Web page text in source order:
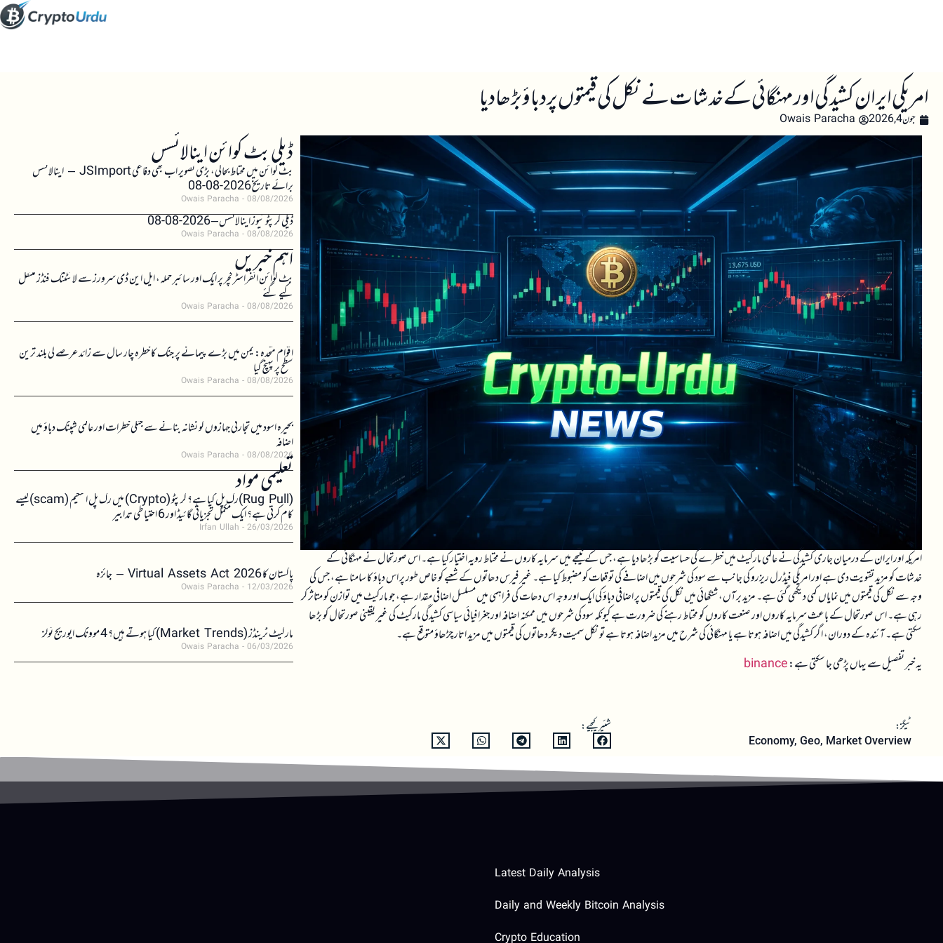
امریکی ایران کشیدگی اور مہنگائی کے خدشات نے نکل کی قیمتوں پر دباؤ بڑھا دیا
جون 4, 2026 Owais Paracha
امریکہ اور ایران کے درمیان جاری کشیدگی نے عالمی مارکیٹ میں خطرے کی حساسیت کو بڑھا دیا ہے، جس کے نتیجے میں سرمایہ کاروں نے محتاط رویہ اختیار کیا ہے۔ اس صورتحال نے مہنگائی کے
خدشات کو مزید تقویت دی ہے اور امریکی فیڈرل ریزرو کی جانب سے سود کی شرحوں میں اضافے کی توقعات کو مضبوط کیا ہے۔ غیر فیرس دھاتوں کے شعبے کو خاص طور پر اس دباؤ کا سامنا ہے، جس کی
وجہ سے نکل کی قیمتوں میں نمایاں کمی دیکھی گئی ہے۔ مزید برآں، شنگھائی میں نکل کی قیمتوں پر اضافی دباؤ کی ایک اور وجہ اس دھات کی فراہمی میں مسلسل اضافی مقدار ہے، جو مارکیٹ میں توازن کو متاثر کر
رہی ہے۔ اس صورتحال کے باعث سرمایہ کاروں اور صنعت کاروں کو محتاط رہنے کی ضرورت ہے کیونکہ سود کی شرحوں میں ممکنہ اضافہ اور جغرافیائی سیاسی کشیدگی مارکیٹ کی غیر یقینی صورتحال کو بڑھا
سکتی ہے۔ آئندہ کے دوران، اگر کشیدگی میں اضافہ ہوتا ہے یا مہنگائی کی شرح میں مزید اضافہ ہوتا ہے تو نکل سمیت دیگر دھاتوں کی قیمتوں میں مزید اتار چڑھاؤ متوقع ہے۔
یہ خبر تفصیل سے یہاں پڑھی جا سکتی ہے:binance
ٹیگز:
Economy, Geo, Market Overview
شئیر کیجیے:
ڈیلی بٹ کوائن اینالائسس بٹ کوائن میں محتاط بحالی، بڑی تصویر اب بھی دفاعی JSImport – اینالائسس
برائے تاریخ 2026-08-08
Owais Paracha 08/08/2026
ڈیلی کرپٹو نیوز اینالائسس – 2026-08-08
Owais Paracha 08/08/2026
اہم خبریں
بٹ کوائن انفراسٹرکچر پر ایک اور سائبر حملہ، ایل این ڈی سرورز سے لائٹننگ فنڈز منتقل
کیے گئے
Owais Paracha 08/08/2026
اقوام متحدہ: یمن میں بڑے پیمانے پر جنگ کا خطرہ چار سال سے زائد عرصے کی بلند ترین
سطح پر پہنچ گیا
Owais Paracha 08/08/2026
بحیرہ اسود میں تجارتی جہازوں کو نشانہ بنانے سے جنگی خطرات اور عالمی شپنگ دباؤ میں
اضافہ
Owais Paracha 08/08/2026
تعلیمی مواد (Rug Pull)رگ پل کیا ہے؟ کرپٹو (Crypto) میں رگ پل اسکیم (scam)کیسے
کام کرتی ہے؟ ایک مکمل تجزیاتی گائیڈ اور 6 احتیاطی تدابیر
Irfan Ullah 26/03/2026
پاکستان کا Virtual Assets Act 2026 – جائزہ
Owais Paracha 12/03/2026
مارکیٹ ٹرینڈز (Market Trends) کیا ہوتے ہیں؟ 4 موونگ ایوریج ٹولز
Owais Paracha 06/03/2026
Latest Daily Analysis
Daily and Weekly Bitcoin Analysis
Crypto Education